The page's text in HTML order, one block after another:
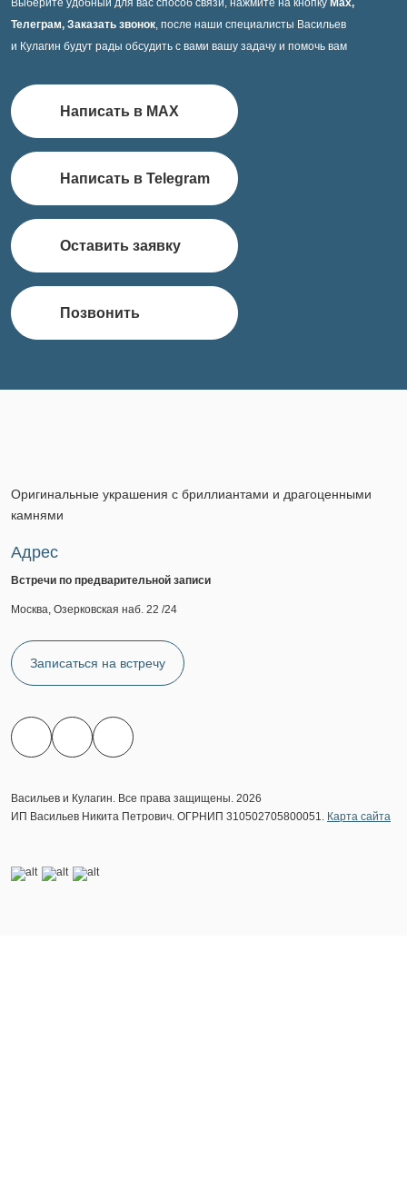
Выберите удобный для вас способ связи, нажмите на кнопку Max,
Телеграм, Заказать звонок, после наши специалисты Васильев
и Кулагин будут рады обсудить с вами вашу задачу и помочь вам
Написать в MAX
Написать в Telegram
Оставить заявку
Позвонить
Оригинальные украшения с бриллиантами и драгоценными
камнями
Адрес
Встречи по предварительной записи
Москва, Озерковская наб. 22 /24
Записаться на встречу
Васильев и Кулагин. Все права защищены. 2026
ИП Васильев Никита Петрович. ОГРНИП 310502705800051. Карта сайта